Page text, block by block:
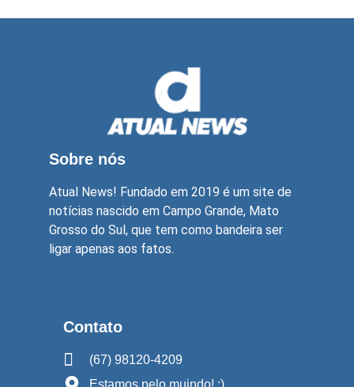
Sobre nós
Atual News! Fundado em 2019 é um site de
notícias nascido em Campo Grande, Mato
Grosso do Sul, que tem como bandeira ser
ligar apenas aos fatos.
Contato
(67) 98120-4209